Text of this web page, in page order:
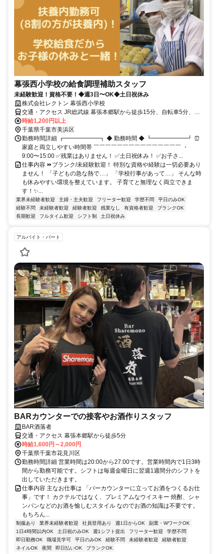
幕張西小学校の給食調理補助スタッフ
未経験歓迎！資格不要！◆週3日〜OK◆土日祝休み
株式会社レクトン 幕張西小学校
交通・アクセス JR総武線 幕張本郷駅から徒歩15分、自転車5分、自
転車通勤可
時給1,200円以上
千葉県千葉市美浜区
勤務時間詳細 ┏━━━━━━┓ ◆ 勤務時間 ◆ ┗━━━━━━┛ ⏰
家庭と両立しやすい時間帯 ￣￣￣￣￣￣￣￣￣￣￣￣￣￣￣ ・
9:00〜15:00 ✅残業はありません！ ✅土日祝休み！ ✅お子さ...
仕事内容 ⏩ブランク/未経験歓迎！ 特別な資格や経験は一切必要あり
ません！ 「子どもの急な熱で…」 「学校行事があって…」 そんな時
も休みやすい環境を整えています。 子育てと無理なく両立できま
す！✨...
業界未経験者歓迎 主婦・主夫歓迎 フリーター歓迎 学歴不問
平日のみOK
経験不問
未経験者歓迎 経験者歓迎 残業なし 有資格者歓迎
ブランクOK
長期歓迎
フルタイム歓迎 シフト制 土日祝休み
アルバイト・パート
BARカウンターでの接客やお酒作りスタッフ
BAR酒落者
交通・アクセス 幕張本郷駅から徒歩5分
時給1,600円～2,000円
千葉県千葉市花見川区
勤務時間詳細 営業時間は20:00から27:00です。営業時間内で1日3時
間から勤務可能です。シフトは毎週金曜日に翌週1週間分のシフトを
出していただきます。
仕事内容 主なお仕事は 「バーカウンターに立ってお酒をつくるお仕
事」です！ カクテルではなく、プレミアムなウイスキー 焼酎、シャ
ンパンなどのお酒を愉しむスタイル なのでお酒の知識は不要です。
もちろん...
制服あり 業界未経験者歓迎 社員登用あり 週1日からOK
副業・WワークOK
1日4時間以内OK
土日祝のみOK 週1シフト提出 フリーター歓迎
学歴不問
即日勤務OK
職場見学可 平日のみOK 経験不問 未経験者歓迎
経験者歓迎
ネイルOK
夜間 即日払いOK ブランクOK